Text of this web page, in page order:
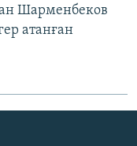
Шарменбеков
атанған